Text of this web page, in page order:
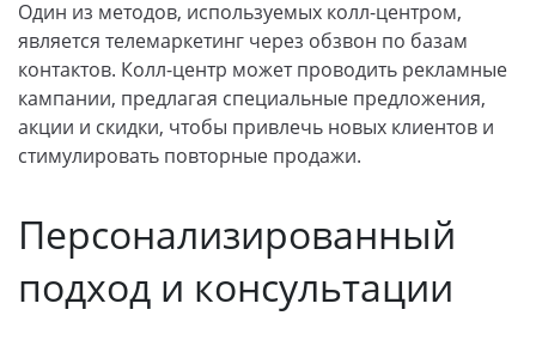
Один из методов, используемых колл-центром,
является телемаркетинг через обзвон по базам
контактов. Колл-центр может проводить рекламные
кампании, предлагая специальные предложения,
акции и скидки, чтобы привлечь новых клиентов и
стимулировать повторные продажи.
Персонализированный
подход и консультации